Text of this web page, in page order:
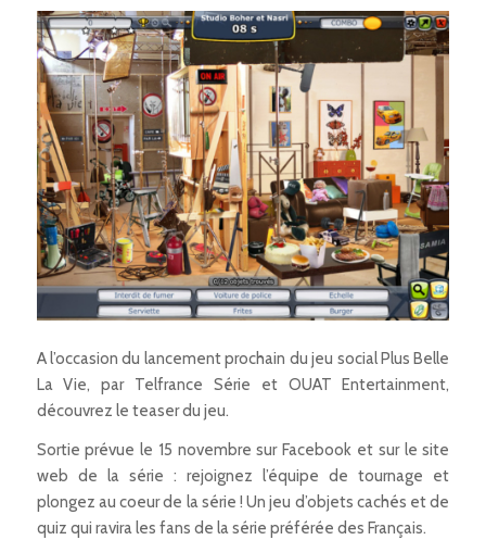
A l’occasion du lancement prochain du jeu social Plus Belle
La Vie, par Telfrance Série et OUAT Entertainment,
découvrez le teaser du jeu.
Sortie prévue le 15 novembre sur Facebook et sur le site
web de la série : rejoignez l’équipe de tournage et
plongez au coeur de la série ! Un jeu d’objets cachés et de
quiz qui ravira les fans de la série préférée des Français.